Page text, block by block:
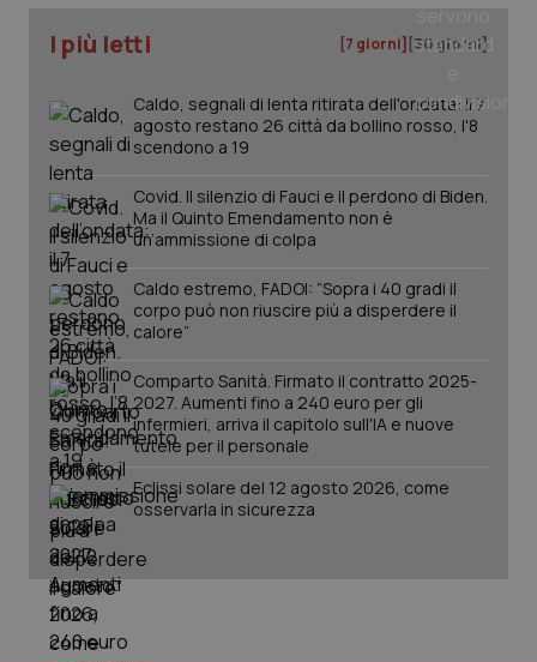
I più letti [7 giorni] [30 giorni]
Caldo, segnali di lenta ritirata dell'ondata: il 7
agosto restano 26 città da bollino rosso, l'8
scendono a 19
Covid. Il silenzio di Fauci e il perdono di Biden.
Ma il Quinto Emendamento non è
un’ammissione di colpa
Caldo estremo, FADOI: “Sopra i 40 gradi il
corpo può non riuscire più a disperdere il
calore”
Comparto Sanità. Firmato il contratto 2025-
2027. Aumenti fino a 240 euro per gli
infermieri, arriva il capitolo sull'IA e nuove
tutele per il personale
Eclissi solare del 12 agosto 2026, come
osservarla in sicurezza